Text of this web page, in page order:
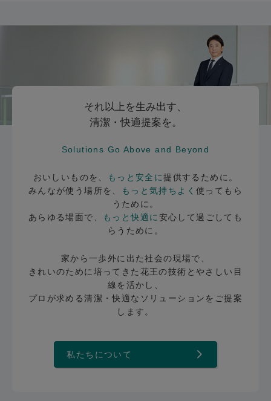
それ以上を生み出す、
清潔・快適提案を。
Solutions Go Above and Beyond
おいしいものを、 もっと安全に提供するために。
みんなが使う場所を、
もっと気持ちよく使ってもら
うために。
あらゆる場面で、
もっと快適に安心して過ごしても
らうために。
家から一歩外に出た社会の現場で、
きれいのために培ってきた花王の技術とやさしい目
線を活かし、
プロが求める清潔・快適なソリューションをご提案
します。
私たちについて